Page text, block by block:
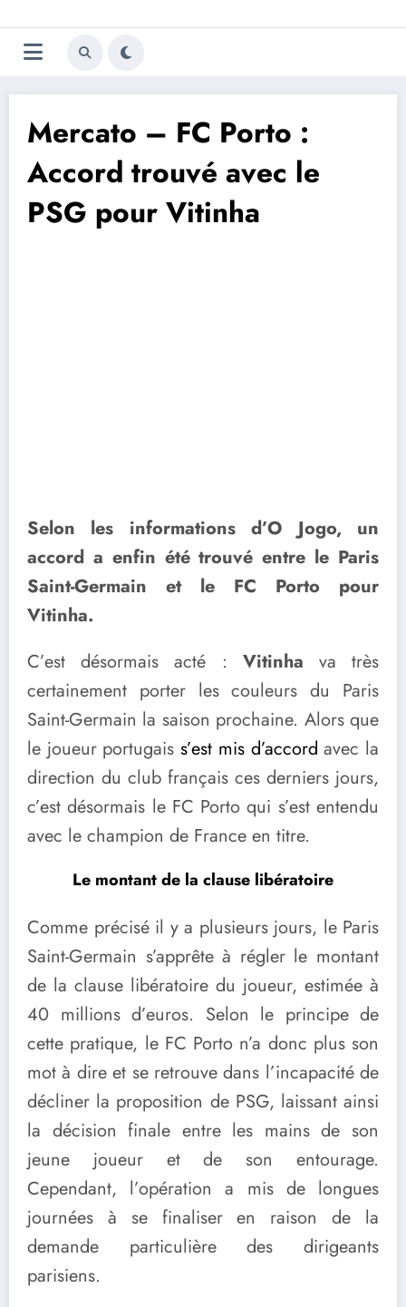
au
contenu
Trivela
L'actualité du football
Mercato – FC Porto :
Accord trouvé avec le
PSG pour Vitinha
Selon les informations d’O Jogo, un
accord a enfin été trouvé entre le Paris
Saint-Germain et le FC Porto pour
Vitinha.
C’est désormais acté : Vitinha va très
certainement porter les couleurs du Paris
Saint-Germain la saison prochaine. Alors que
le joueur portugaiss’est mis d’accord avec la
direction du club français ces derniers jours,
c’est désormais le FC Porto qui s’est entendu
avec le champion de France en titre.
Le montant de la clause libératoire
Comme précisé il y a plusieurs jours, le Paris
Saint-Germain s’apprête à régler le montant
de la clause libératoire du joueur, estimée à
40 millions d’euros. Selon le principe de
cette pratique, le FC Porto n’a donc plus son
mot à dire et se retrouve dans l’incapacité de
décliner la proposition de PSG, laissant ainsi
la décision finale entre les mains de son
jeune joueur et de son entourage.
Cependant, l’opération a mis de longues
journées à se finaliser en raison de la
demande particulière des dirigeants
parisiens.